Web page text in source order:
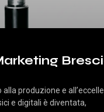
alla produzione e
e digitali è diventata,